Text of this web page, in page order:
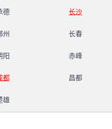
德 长沙
州 长春
阳 赤峰
都 昌都
雄